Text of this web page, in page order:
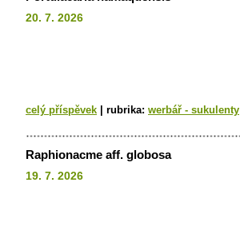
20. 7. 2026
celý příspěvek rubrika: werbář - sukulenty
Raphionacme aff. globosa
19. 7. 2026